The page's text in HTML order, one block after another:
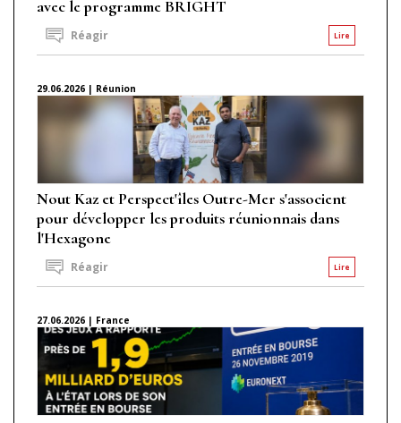
avec le programme BRIGHT
Lire
Réagir
29.06.2026 | Réunion
Nout Kaz et Perspect'îles Outre-Mer s'associent
pour développer les produits réunionnais dans
l'Hexagone
Lire
Réagir
27.06.2026 | France